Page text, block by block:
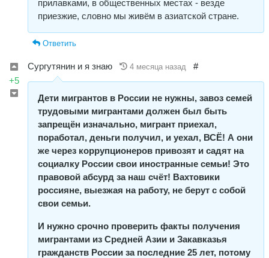
прилавками, в общественных местах - везде
приезжие, словно мы живём в азиатской стране.
Ответить
+5
Сургутянин и я знаю 4 месяца назад #
Дети мигрантов в России не нужны, завоз семей
трудовыми мигрантами должен был быть
запрещён изначально, мигрант приехал,
поработал, деньги получил, и уехал, ВСЁ! А они
же через коррупционеров привозят и садят на
социалку России свои иностранные семьи! Это
правовой абсурд за наш счёт! Вахтовики
россияне, выезжая на работу, не берут с собой
свои семьи.
И нужно срочно проверить факты получения
мигрантами из Средней Азии и Закавказья
гражданств России за последние 25 лет, потому